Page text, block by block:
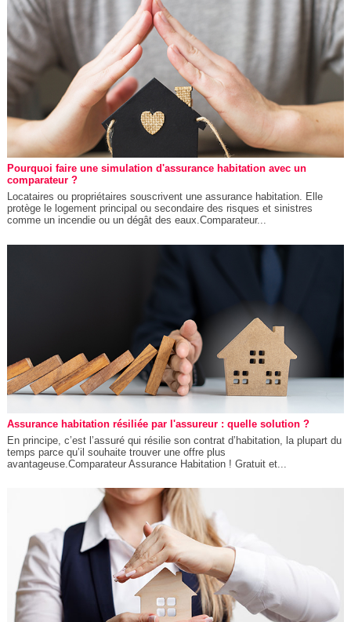
Pourquoi faire une simulation d'assurance habitation avec un
comparateur ?
Locataires ou propriétaires souscrivent une assurance habitation. Elle
protège le logement principal ou secondaire des risques et sinistres
comme un incendie ou un dégât des eaux.Comparateur...
Assurance habitation résiliée par l'assureur : quelle solution ?
En principe, c’est l’assuré qui résilie son contrat d’habitation, la plupart du
temps parce qu’il souhaite trouver une offre plus
avantageuse.Comparateur Assurance Habitation ! Gratuit et...